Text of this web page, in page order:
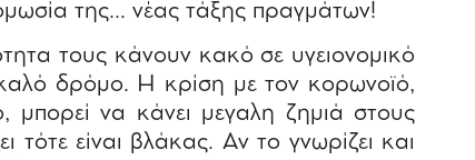
της… νέας τάξης πραγμάτων!
τους κάνουν κακό σε υγειονομικό
καλό δρόμο. Η κρίση με τον κορωνοϊό,
μπορεί να κάνει μεγαλη ζημιά στους
τότε είναι βλάκας. Αν το γνωρίζει και